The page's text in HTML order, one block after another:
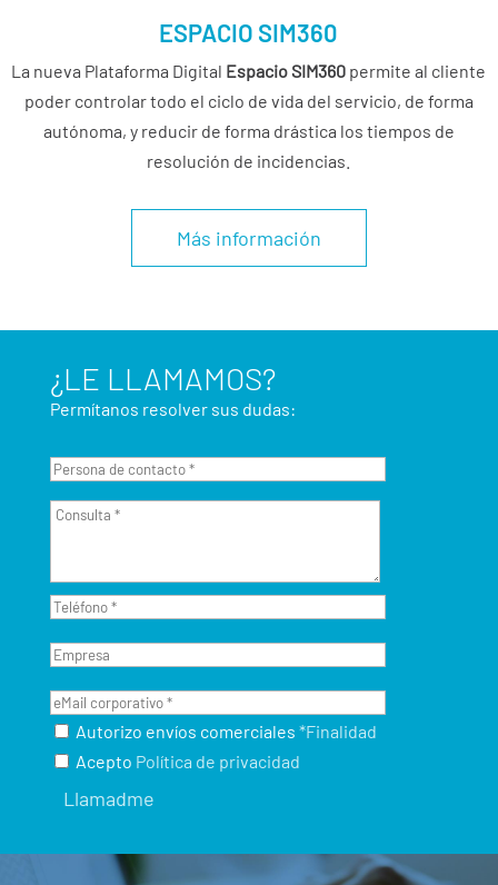
ESPACIO SIM360
La nueva Plataforma Digital EspacioSIM360 permite al cliente
poder controlar todo el ciclo de vida del servicio, de forma
autónoma, y reducir de forma drástica los tiempos de
resolución de incidencias.
Más información
¿LE LLAMAMOS?
Permítanos resolver sus dudas:
Autorizo envíos comerciales *Finalidad
Acepto Política de privacidad